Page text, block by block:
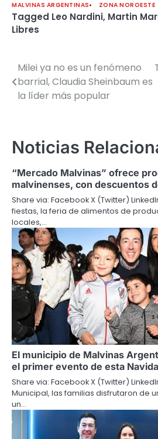
MALVINAS ARGENTINAS
ZONA NOROESTE
Tagged Leo Nardini, Martin
Libres
Navegación
de
Milei ya no es un fenómeno
barrial, Claudia Sheinbaum es
la líder más popular
Noticias
“Mercado Malvinas” ofrece
malvinenses, con descuentos
Share via: Facebook X (Twitter)
fiestas, la feria de alimentos de
locales,…
El municipio de Malvinas
el primer evento de esta
Share via: Facebook X (Twitter)
Municipal, las familias disfrutaron de
un…